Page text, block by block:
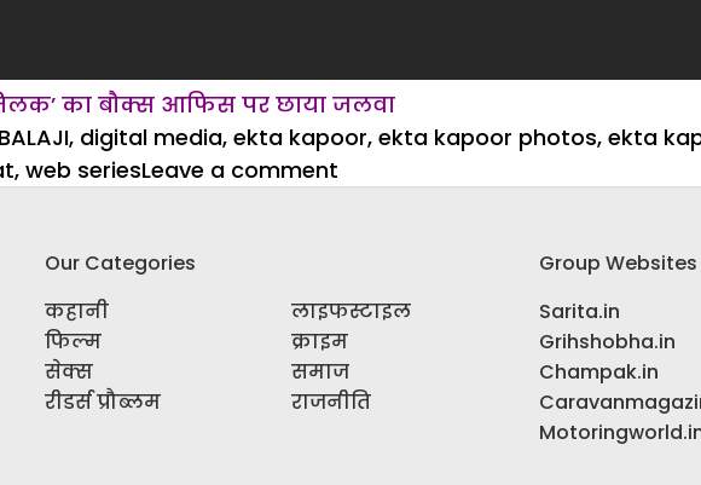
का बौक्स आफिस पर छाया जलवा
, digital media, ekta kapoor, ekta kapoor photos, ekta
, web seriesLeave a comment
बात’’
का
सेक्सी
सीन
Our Categories
कहानी
फिल्म
सेक्स
रीडर्स प्रौब्लम
लाइफस्टाइल
क्राइम
समाज
राजनीति
Group Websites
Sarita.in
Grihshobha.in
Champak.in